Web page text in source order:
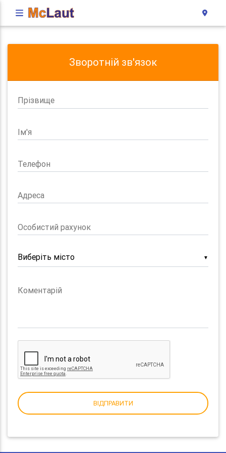
Зворотній зв'язок
Прізвище
Ім'я
Телефон
Адреса
Особистий рахунок
▼
Коментарій
ВІДПРАВИТИ